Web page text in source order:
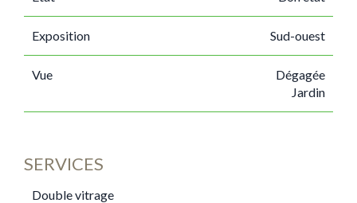
Exposition Sud-ouest
Vue
Dégagée
Jardin
SERVICES
Double vitrage